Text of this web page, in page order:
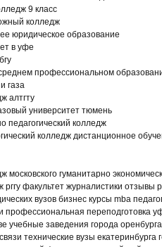
9 класс
колледж
юридическое образование
в уфе
профессиональном
газа
алтгту
университет тюмень
педагогический колледж
колледж дистанционное
московского гуманитарно
факультет журналистики отзывы
вузов бизнес курсы mba
профессиональная переподготовка
учебные заведения города
технические вузы екатеринбурга